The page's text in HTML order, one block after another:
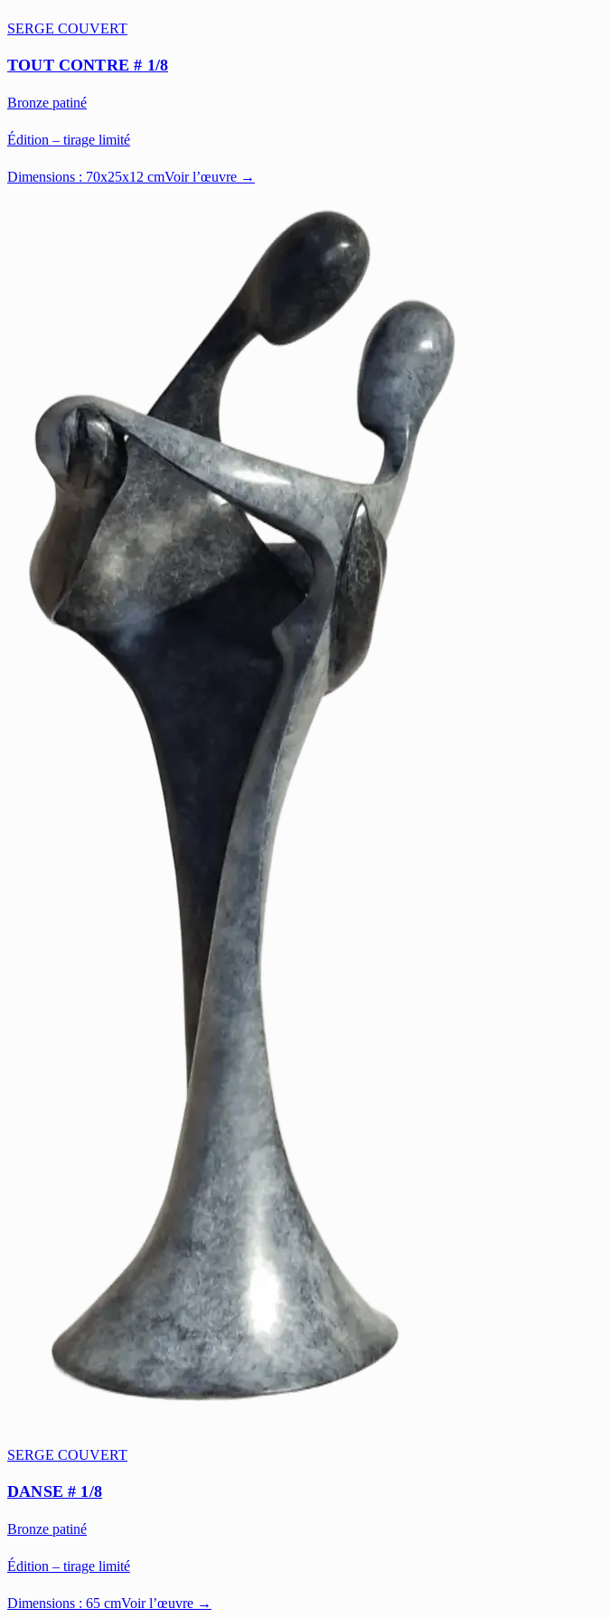
SERGE COUVERT
TOUT CONTRE # 1/8
Bronze patiné
Édition – tirage limité
Dimensions : 70x25x12 cmVoir l’œuvre →
SERGE COUVERT
DANSE # 1/8
Bronze patiné
Édition – tirage limité
Dimensions : 65 cmVoir l’œuvre →